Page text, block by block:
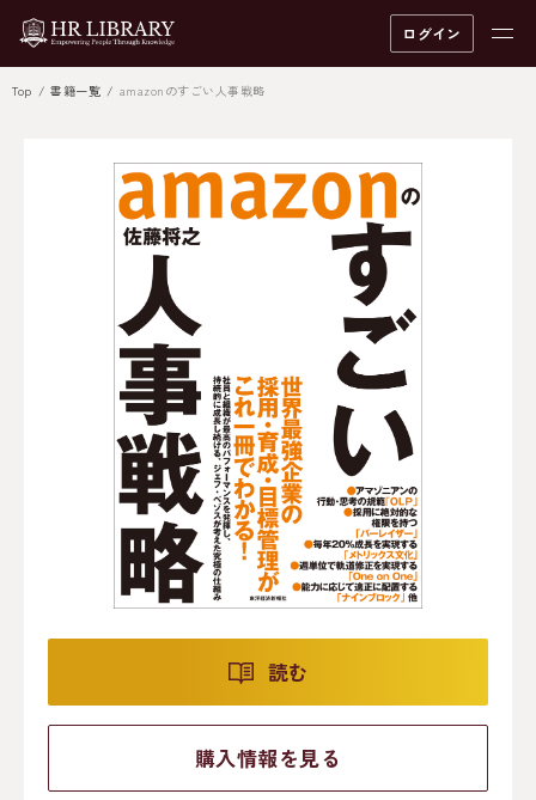
ログイン
Top 書籍一覧 amazonのすごい人事戦略
読む
購入情報を見る